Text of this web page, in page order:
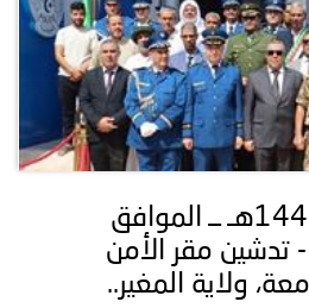
الجزائر ـ 1448/02/03هـ ــ الموافق
07/17 م - تدشين مقر الأمن
ولاية المغير..